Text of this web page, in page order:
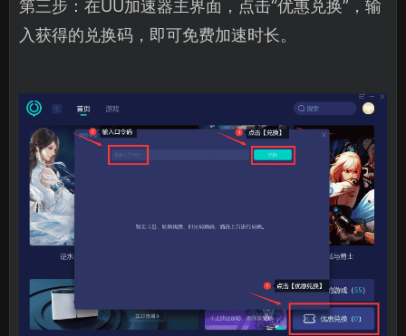
第三步：在UU加速器主界面，点击“优惠兑换”，输
入获得的兑换码，即可免费加速时长。